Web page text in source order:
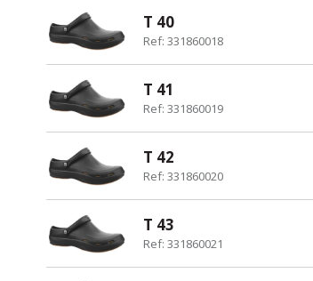
T 40
Ref: 331860018
T 41
Ref: 331860019
T 42
Ref: 331860020
T 43
Ref: 331860021